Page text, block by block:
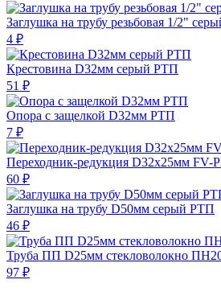
Заглушка на трубу резьбовая 1/2"
4 ₽
Крестовина D32мм серый РТП
51 ₽
Опора с защелкой D32мм РТП
7 ₽
Переходник-редукция D32х25мм FV-
60 ₽
Заглушка на трубу D50мм серый РТП
46 ₽
Труба ПП D25мм стекловолокно
97 ₽